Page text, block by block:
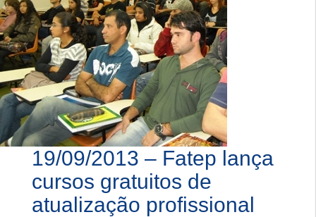
19/09/2013 – Fatep lança
cursos gratuitos de
atualização profissional